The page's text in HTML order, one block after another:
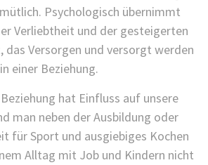
Psychologisch übernimmt
Verliebtheit und der gesteigerten
das Versorgen und versorgt werden
einer Beziehung.
hat Einfluss auf unsere
man neben der Ausbildung oder
für Sport und ausgiebiges Kochen
Alltag mit Job und Kindern nicht